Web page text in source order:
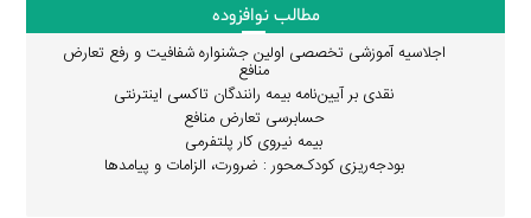
مطالب نوافزوده
اجلاسیه آموزشی تخصصی اولین جشنواره شفافیت و رفع تعارض
منافع
نقدی بر آیین‌نامه بیمه رانندگان تاکسی اینترنتی
حسابرسی تعارض منافع
بیمه نیروی کار پلتفرمی
بودجه‌ریزی کودک‌محور : ضرورت، الزامات و پیامدها